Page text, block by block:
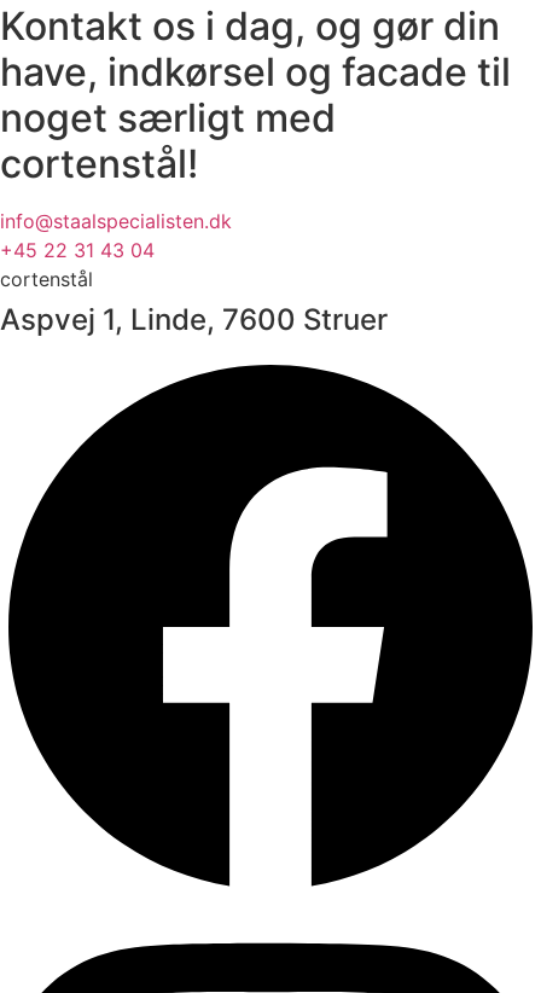
Kontakt os i dag, og gør din
have, indkørsel og facade til
noget særligt med
cortenstål!
info@staalspecialisten.dk
+45 22 31 43 04
cortenstål
Aspvej 1, Linde, 7600 Struer